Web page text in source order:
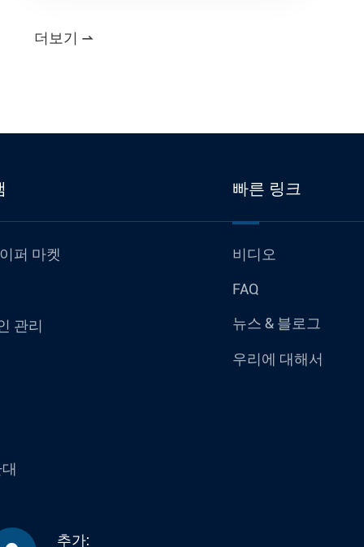
더보기 
퍼 마켓
관리
빠른 링크
비디오
FAQ
뉴스 & 블로그
우리에 대해서
추가: